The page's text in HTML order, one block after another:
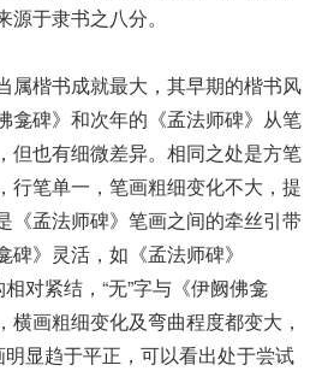
于隶书之八分。
楷书成就最大，其早期的楷书风
龛碑》和次年的《孟法师碑》从笔
但也有细微差异。相同之处是方笔
行笔单一，笔画粗细变化不大，提
《孟法师碑》笔画之间的牵丝引带
》灵活，如《孟法师碑》
对紧结，“无”字与《伊阙佛龛
横画粗细变化及弯曲程度都变大，
明显趋于平正，可以看出处于尝试